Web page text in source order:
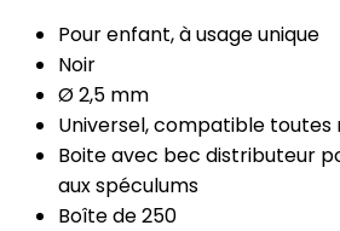
Pour enfant, à usage unique
Noir
Ø 2,5 mm
Universel, compatible toutes
Boite avec bec distributeur
aux spéculums
Boîte de 250